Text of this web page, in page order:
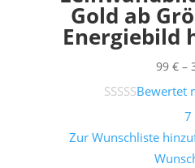
Gold ab
Energiebild
99 € –
Bewertet
7
Zur Wunschliste